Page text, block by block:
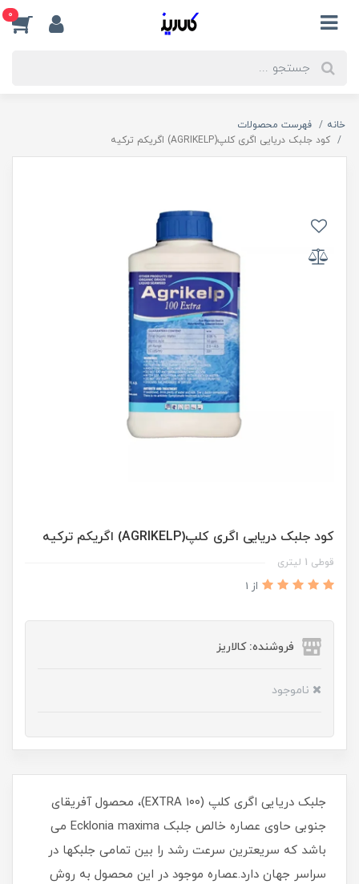
0
خانه
فهرست محصولات
کود جلبک دریایی اگری کلپ(AGRIKELP) اگریکم ترکیه
کود جلبک دریایی اگری کلپ(AGRIKELP) اگریکم ترکیه
قوطی 1 لیتری
از 1
فروشنده: کالاریز
ناموجود
جلبک دریایی اگری کلپ (۱۰۰ EXTRA)، محصول آفریقای
جنوبی حاوی عصاره خالص جلبک Ecklonia maxima می
باشد که سریعترین سرعت رشد را بین تمامی جلبکها در
سراسر جهان دارد.عصاره موجود در این محصول به روش